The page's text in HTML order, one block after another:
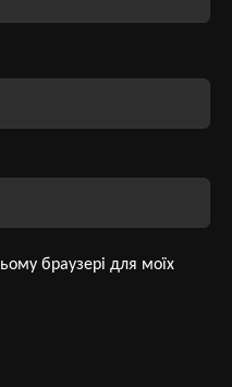
браузері для моїх